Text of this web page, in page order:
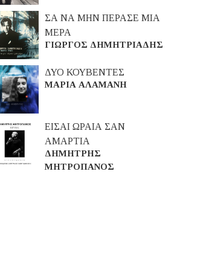
ΣΑ ΝΑ ΜΗΝ ΠΕΡΑΣΕ ΜΙΑ
ΜΕΡΑ
ΓΙΩΡΓΟΣ ΔΗΜΗΤΡΙΑΔΗΣ
ΔΥΟ ΚΟΥΒΕΝΤΕΣ
ΜΑΡΙΑ ΑΛΑΜΑΝΗ
ΕΙΣΑΙ ΩΡΑΙΑ ΣΑΝ
ΑΜΑΡΤΙΑ
ΔΗΜΗΤΡΗΣ
ΜΗΤΡΟΠΑΝΟΣ